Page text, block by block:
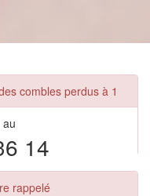
combles perdus à 1
14
rappelé